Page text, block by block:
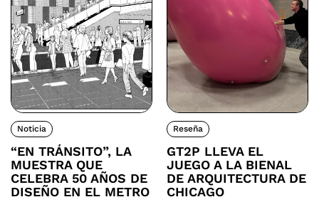
Noticia
“EN TRÁNSITO”, LA
MUESTRA QUE
CELEBRA 50 AÑOS DE
DISEÑO EN EL METRO
Reseña
GT2P LLEVA EL
JUEGO A LA BIENAL
DE ARQUITECTURA DE
CHICAGO